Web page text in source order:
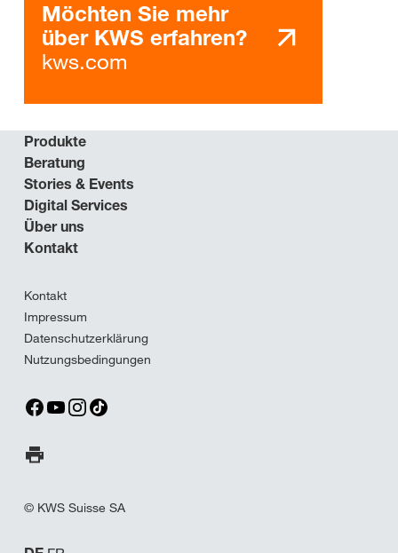
Möchten Sie mehr
über KWS erfahren?
kws.com
Produkte
Beratung
Stories & Events
Digital Services
Über uns
Kontakt
Kontakt
Impressum
Datenschutzerklärung
Nutzungsbedingungen
Seite ausdrucken
© KWS Suisse SA